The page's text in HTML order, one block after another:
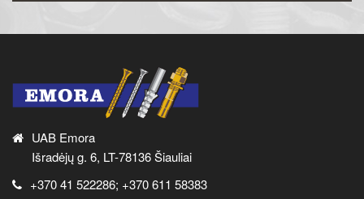
UAB Emora
Išradėjų g. 6, LT-78136 Šiauliai
+370 41 522286; +370 611 58383